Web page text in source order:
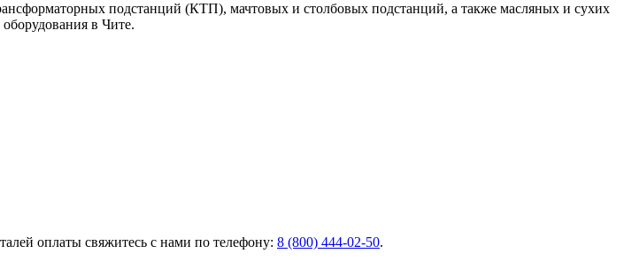
подстанций (КТП), мачтовых и столбовых подстанций, а также масляных и сухих
в Чите.
оплаты свяжитесь с нами по телефону: 8 (800) 444-02-50.